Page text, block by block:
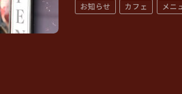
お知らせ カフェ メニ